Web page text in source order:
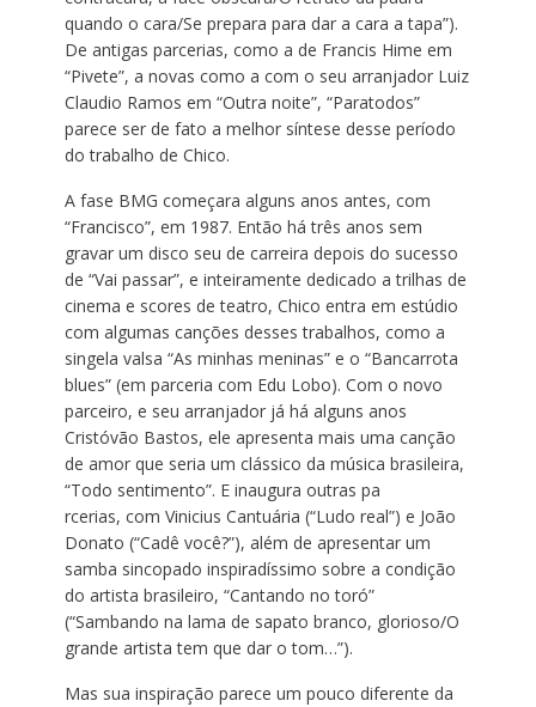
quando o cara/Se prepara para dar a cara a tapa”).
De antigas parcerias, como a de Francis Hime em
“Pivete”, a novas como a com o seu arranjador Luiz
Claudio Ramos em “Outra noite”, “Paratodos”
parece ser de fato a melhor síntese desse período
do trabalho de Chico.
A fase BMG começara alguns anos antes, com
“Francisco”, em 1987. Então há três anos sem
gravar um disco seu de carreira depois do sucesso
de “Vai passar”, e inteiramente dedicado a trilhas de
cinema e scores de teatro, Chico entra em estúdio
com algumas canções desses trabalhos, como a
singela valsa “As minhas meninas” e o “Bancarrota
blues” (em parceria com Edu Lobo). Com o novo
parceiro, e seu arranjador já há alguns anos
Cristóvão Bastos, ele apresenta mais uma canção
de amor que seria um clássico da música brasileira,
“Todo sentimento”. E inaugura outras pa
rcerias, com Vinicius Cantuária (“Ludo real”) e João
Donato (“Cadê você?”), além de apresentar um
samba sincopado inspiradíssimo sobre a condição
do artista brasileiro, “Cantando no toró”
(“Sambando na lama de sapato branco, glorioso/O
grande artista tem que dar o tom…”).
Mas sua inspiração parece um pouco diferente da